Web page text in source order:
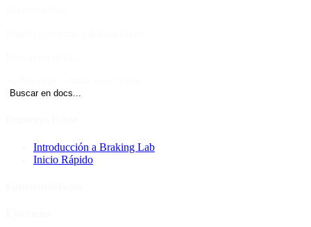
Buscar en docs...
Introducción a Braking Lab
Inicio Rápido